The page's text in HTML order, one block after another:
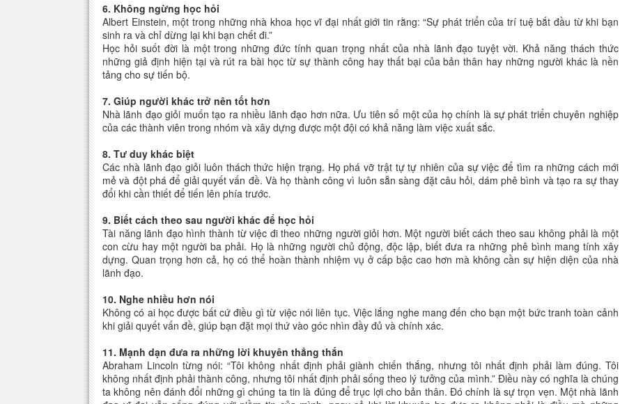
6. Không ngừng học hỏi
Albert Einstein, một trong những nhà khoa học vĩ đại nhất giới tin rằng: “Sự phát triển của trí tuệ bắt đầu từ khi bạn
sinh ra và chỉ dừng lại khi bạn chết đi.”
Học hỏi suốt đời là một trong những đức tính quan trọng nhất của nhà lãnh đạo tuyệt vời. Khả năng thách thức
những giả định hiện tại và rút ra bài học từ sự thành công hay thất bại của bản thân hay những người khác là nền
tảng cho sự tiến bộ.
7. Giúp người khác trở nên tốt hơn
Nhà lãnh đạo giỏi muốn tạo ra nhiều lãnh đạo hơn nữa. Ưu tiên số một của họ chính là sự phát triển chuyên nghiệp
của các thành viên trong nhóm và xây dựng được một đội có khả năng làm việc xuất sắc.
8. Tư duy khác biệt
Các nhà lãnh đạo giỏi luôn thách thức hiện trạng. Họ phá vỡ trật tự tự nhiên của sự việc để tìm ra những cách mới
mẻ và đột phá để giải quyết vấn đề. Và họ thành công vì luôn sẵn sàng đặt câu hỏi, dám phê bình và tạo ra sự thay
đổi khi cần thiết để tiến lên phía trước.
9. Biết cách theo sau người khác để học hỏi
Tài năng lãnh đạo hình thành từ việc đi theo những người giỏi hơn. Một người biết cách theo sau không phải là một
con cừu hay một người ba phải. Họ là những người chủ động, độc lập, biết đưa ra những phê bình mang tính xây
dựng. Quan trọng hơn cả, họ có thể hoàn thành nhiệm vụ ở cấp bậc cao hơn mà không cần sự hiện diện của nhà
lãnh đạo.
10. Nghe nhiều hơn nói
Không có ai học được bất cứ điều gì từ việc nói liên tục. Việc lắng nghe mang đến cho bạn một bức tranh toàn cảnh
khi giải quyết vấn đề, giúp bạn đặt mọi thứ vào góc nhìn đầy đủ và chính xác.
11. Mạnh dạn đưa ra những lời khuyên thẳng thắn
Abraham Lincoln từng nói: “Tôi không nhất định phải giành chiến thắng, nhưng tôi nhất định phải làm đúng. Tôi
không nhất định phải thành công, nhưng tôi nhất định phải sống theo lý tưởng của mình.” Điều này có nghĩa là chúng
ta không nên đánh đổi những gì chúng ta tin là đúng để trục lợi cho bản thân. Đó chính là sự trọn vẹn. Một nhà lãnh